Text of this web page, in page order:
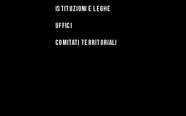
Istituzioni e leghe
Uffici
Comitati Territoriali